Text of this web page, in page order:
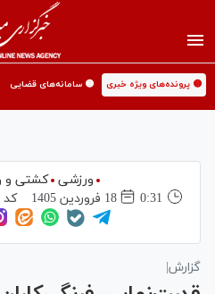
🟡 پرونده‌های ویژه خبری 🟡 سامانه‌های قضایی
ورزشی
کشتی و
0:31
18 فروردين 1405 کد
گزارش|